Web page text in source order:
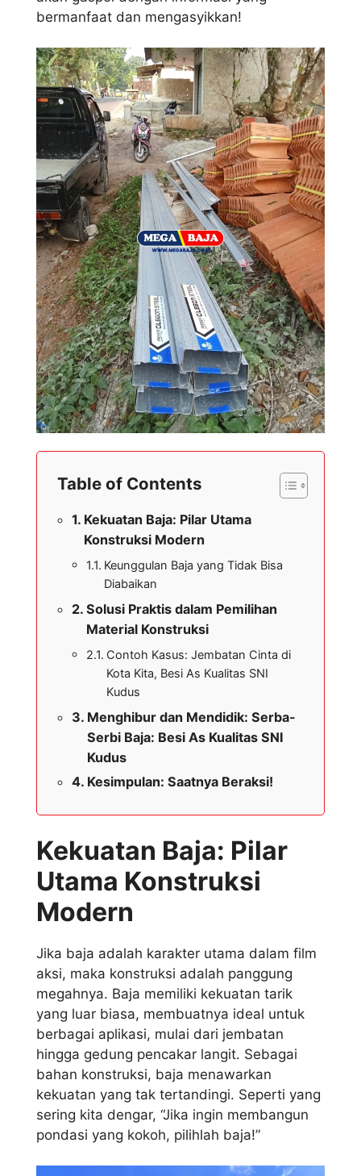
bermanfaat dan mengasyikkan!
Table of Contents
Kekuatan Baja: Pilar Utama
Konstruksi Modern
Keunggulan Baja yang Tidak Bisa
Diabaikan
Solusi Praktis dalam Pemilihan
Material Konstruksi
Contoh Kasus: Jembatan Cinta di
Kota Kita, Besi As Kualitas SNI
Kudus
Menghibur dan Mendidik: Serba-
Serbi Baja: Besi As Kualitas SNI
Kudus
Kesimpulan: Saatnya Beraksi!
Kekuatan Baja: Pilar
Utama Konstruksi
Modern
Jika baja adalah karakter utama dalam film
aksi, maka konstruksi adalah panggung
megahnya. Baja memiliki kekuatan tarik
yang luar biasa, membuatnya ideal untuk
berbagai aplikasi, mulai dari jembatan
hingga gedung pencakar langit. Sebagai
bahan konstruksi, baja menawarkan
kekuatan yang tak tertandingi. Seperti yang
sering kita dengar, “Jika ingin membangun
pondasi yang kokoh, pilihlah baja!”